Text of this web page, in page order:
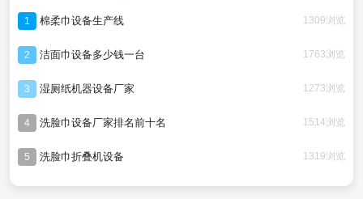
1 棉柔巾设备生产线 1309浏览
2 洁面巾设备多少钱一台 1763浏览
3 湿厕纸机器设备厂家 1273浏览
4 洗脸巾设备厂家排名前十名 1514浏览
5 洗脸巾折叠机设备 1319浏览